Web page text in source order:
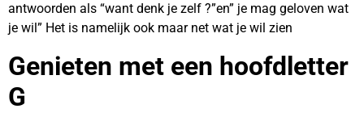
antwoorden als “want denk je zelf ?”en” je mag geloven wat
je wil” Het is namelijk ook maar net wat je wil zien
Genieten met een hoofdletter
G